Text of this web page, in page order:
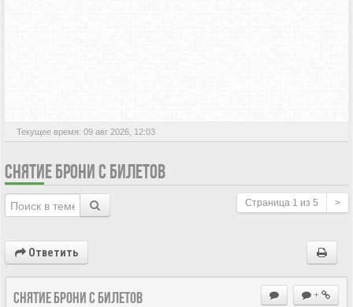
Текущее время: 09 авг 2026, 12:03
СНЯТИЕ БРОНИ С БИЛЕТОВ
Страница 1 из 5 >
Ответить
+
Снятие брони с билетов